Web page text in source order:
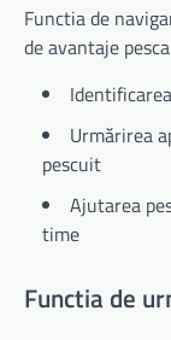
Functia de
de avantaje
Urmărirea
pescuit
Ajutarea
time
Functia de